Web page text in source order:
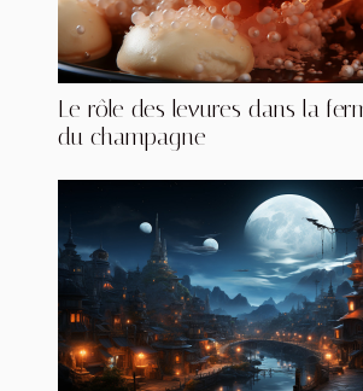
Le rôle des levures dans la
du champagne